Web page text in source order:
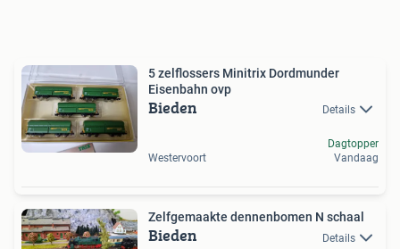
5 zelflossers Minitrix Dordmunder
Eisenbahn ovp
Bieden Details
Westervoort
Dagtopper
Vandaag
Zelfgemaakte dennenbomen N schaal
Bieden Details